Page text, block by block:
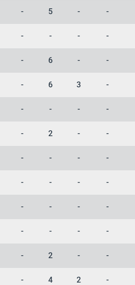
- 5 - -
- - - -
- 6 - -
- 6 3 -
- - - -
- 2 - -
- - - -
- - - -
- - - -
- - - -
- 2 - -
- 4 2 -